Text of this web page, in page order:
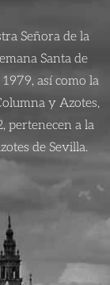
Señora de la
Santa de
así como la
y Azotes,
pertenecen a la
de Sevilla.